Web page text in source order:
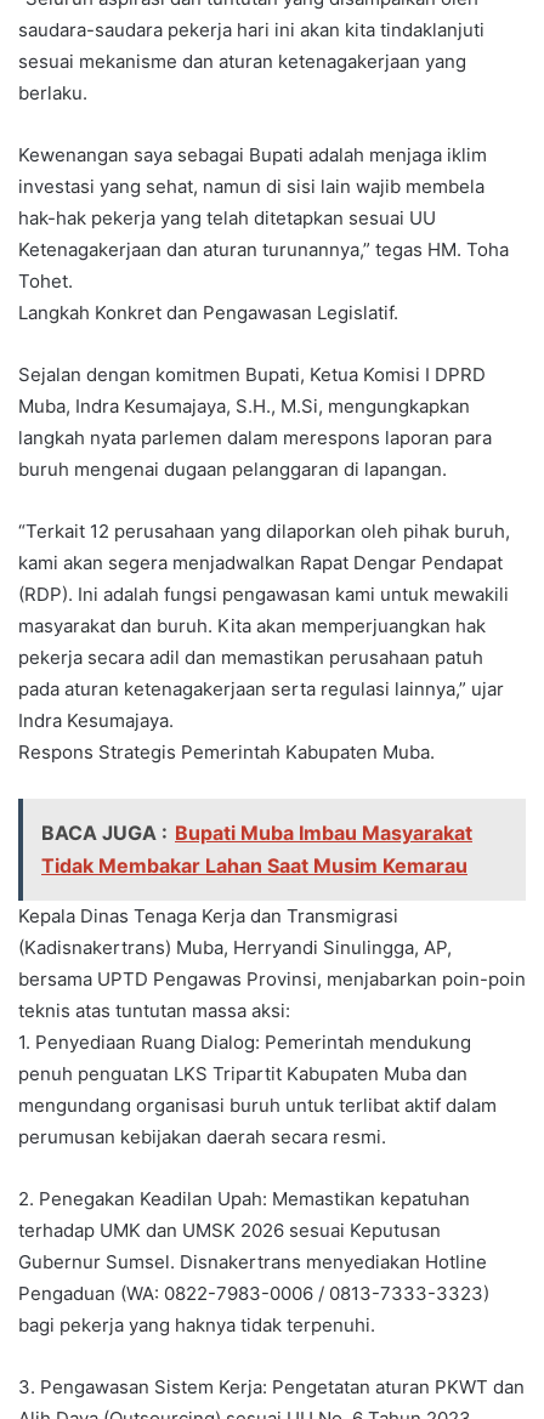
saudara-saudara pekerja hari ini akan kita tindaklanjuti
sesuai mekanisme dan aturan ketenagakerjaan yang
berlaku.
Kewenangan saya sebagai Bupati adalah menjaga iklim
investasi yang sehat, namun di sisi lain wajib membela
hak-hak pekerja yang telah ditetapkan sesuai UU
Ketenagakerjaan dan aturan turunannya,” tegas HM. Toha
Tohet.
Langkah Konkret dan Pengawasan Legislatif.
Sejalan dengan komitmen Bupati, Ketua Komisi I DPRD
Muba, Indra Kesumajaya, S.H., M.Si, mengungkapkan
langkah nyata parlemen dalam merespons laporan para
buruh mengenai dugaan pelanggaran di lapangan.
“Terkait 12 perusahaan yang dilaporkan oleh pihak buruh,
kami akan segera menjadwalkan Rapat Dengar Pendapat
(RDP). Ini adalah fungsi pengawasan kami untuk mewakili
masyarakat dan buruh. Kita akan memperjuangkan hak
pekerja secara adil dan memastikan perusahaan patuh
pada aturan ketenagakerjaan serta regulasi lainnya,” ujar
Indra Kesumajaya.
Respons Strategis Pemerintah Kabupaten Muba.
BACA JUGA : Bupati Muba Imbau Masyarakat
Tidak Membakar Lahan Saat Musim Kemarau
Kepala Dinas Tenaga Kerja dan Transmigrasi
(Kadisnakertrans) Muba, Herryandi Sinulingga, AP,
bersama UPTD Pengawas Provinsi, menjabarkan poin-poin
teknis atas tuntutan massa aksi:
1. Penyediaan Ruang Dialog: Pemerintah mendukung
penuh penguatan LKS Tripartit Kabupaten Muba dan
mengundang organisasi buruh untuk terlibat aktif dalam
perumusan kebijakan daerah secara resmi.
2. Penegakan Keadilan Upah: Memastikan kepatuhan
terhadap UMK dan UMSK 2026 sesuai Keputusan
Gubernur Sumsel. Disnakertrans menyediakan Hotline
Pengaduan (WA: 0822-7983-0006 / 0813-7333-3323)
bagi pekerja yang haknya tidak terpenuhi.
3. Pengawasan Sistem Kerja: Pengetatan aturan PKWT dan